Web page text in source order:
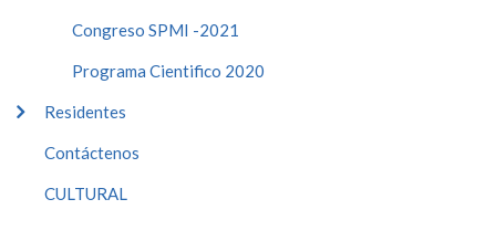
Congreso SPMI -2021
Programa Cientifico 2020
Residentes
Contáctenos
CULTURAL